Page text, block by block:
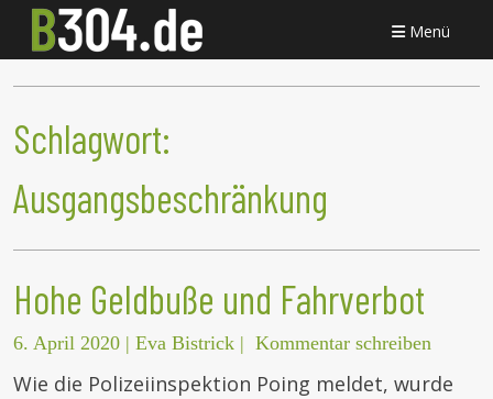
Menü
Schlagwort:
Ausgangsbeschränkung
Hohe Geldbuße und Fahrverbot
6. April 2020 | Eva Bistrick | Kommentar schreiben
Wie die Polizeiinspektion Poing meldet, wurde